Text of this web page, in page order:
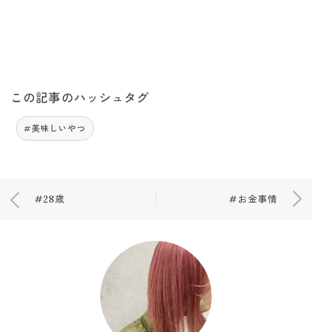
この記事のハッシュタグ
#美味しいやつ
#28歳 #お金事情